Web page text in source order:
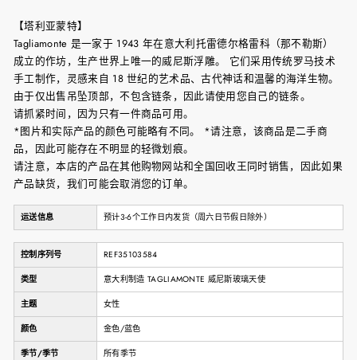
【塔利亚蒙特】
Tagliamonte 是一家于 1943 年在意大利托雷德尔格雷科（那不勒斯）
成立的作坊，生产世界上唯一的威尼斯浮雕。 它们采用传统罗马技术
手工制作，灵感来自 18 世纪的艺术品、古代神话和温馨的海洋生物。
由于仅出售吊坠顶部，不包含链条，因此请使用您自己的链条。
请抓紧时间，因为只有一件商品可用。
*图片和实际产品的颜色可能略有不同。 *请注意，该商品是二手商
品，因此可能存在不明显的轻微划痕。
请注意，本店的产品在其他购物网站和全国回收王同时销售，因此如果
产品缺货，我们可能会取消您的订单。
运送信息 预计3-6个工作日内发货（周六日节假日除外）
控制序列号 REF35103584
类型 意大利制造 TAGLIAMONTE 威尼斯玻璃天使
主题 女性
颜色 金色/蓝色
季节/季节 所有季节